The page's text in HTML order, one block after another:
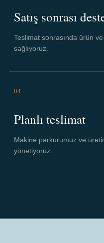
Satış sonrası
Teslimat sonrasında ürün
sağlıyoruz.
04
Planlı teslimat
Makine parkurumuz ve
yönetiyoruz.